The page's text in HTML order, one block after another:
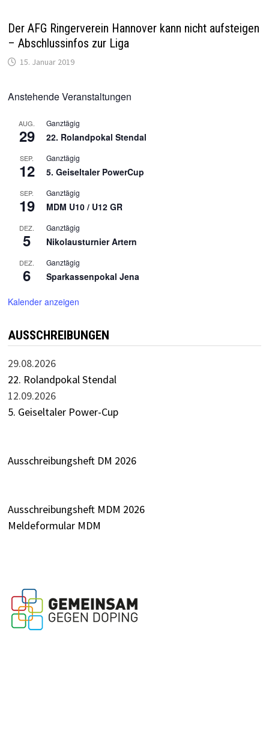
Der AFG Ringerverein Hannover kann nicht aufsteigen
– Abschlussinfos zur Liga
15. Januar 2019
Anstehende Veranstaltungen
AUG.
29
Ganztägig
22. Rolandpokal Stendal
SEP.
12
Ganztägig
5. Geiseltaler PowerCup
SEP.
19
Ganztägig
MDM U10 / U12 GR
DEZ.
5
Ganztägig
Nikolausturnier Artern
DEZ.
6
Ganztägig
Sparkassenpokal Jena
Kalender anzeigen
AUSSCHREIBUNGEN
29.08.2026
22. Rolandpokal Stendal
12.09.2026
5. Geiseltaler Power-Cup
Ausschreibungsheft DM 2026
Ausschreibungsheft MDM 2026
Meldeformular MDM